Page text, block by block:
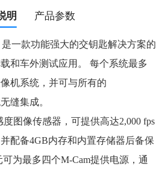
明 产品参数
一款功能强大的交钥匙解决方案的
和车外测试应用。 每个系统最多
机系统，并可与所有的
缝集成。
度图像传感器，可提供高达2,000 fps
配备4GB内存和内置存储器后备保
为最多四个M-Cam提供电源，通